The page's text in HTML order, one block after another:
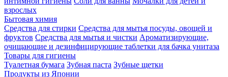
взрослых
Бытовая химия
Средства для стирки Средства для мытья посуды, овощей и
фруктов Средства для мытья и чистки Ароматизирующие,
очищающие и дезинфицирующие таблетки для бачка унитаза
Товары для гигиены
Туалетная бумага Зубная паста Зубные щетки
Продукты из Японии